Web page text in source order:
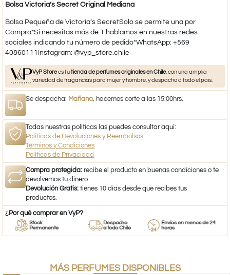
Bolsa Victoria’s Secret Original Mediana
Bolsa Pequeña de Victoria’s SecretSolo se permite una por
Compra*Si necesitas más de 1 hablamos en nuestras redes
sociales indicando tu número de pedido*WhatsApp: +569
40860111Instagram: @vyp_store.chile
VyP Storees tutienda de perfumes originales en Chile, con una amplia
variedad de fragancias para mujer y hombre, y despacho a todo el país.
Se despacha: Mañana, hacemos corte a las 15:00hrs.
Todas nuestras políticas las puedes consultar aquí:
Políticas de Devoluciones y Reembolsos
Términos y Condiciones
Políticas de Privacidad
Compra protegida: recibe el producto en buenas condiciones o te
devolvemos tu dinero.
Devolución Gratis: tienes 10 días desde que recibes tus
productos.
¿Por qué comprar en VyP?
Stock
Permanente
Despacho
a todo Chile
Envíos en menos de 24
horas
MÁS PERFUMES DISPONIBLES